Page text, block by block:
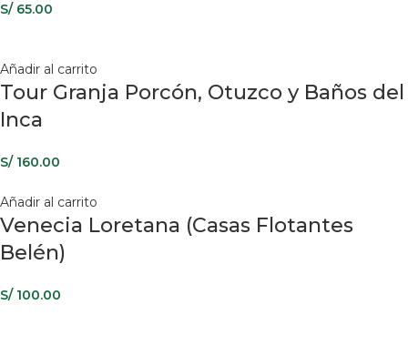
S/65.00
Añadir al carrito
Tour Granja Porcón, Otuzco y Baños del
Inca
S/160.00
Añadir al carrito
Venecia Loretana (Casas Flotantes
Belén)
S/100.00